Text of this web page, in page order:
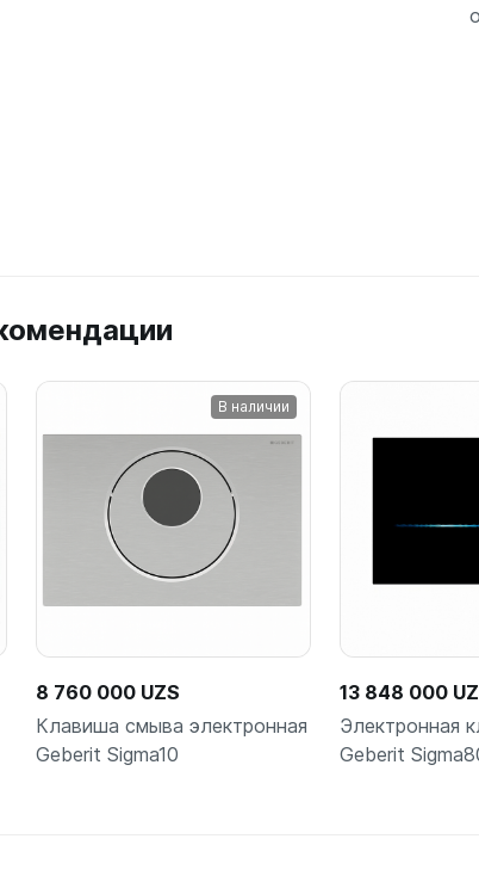
В наличии
8 760 000 UZS
Клавиша смыва электронная
Geberit Sigma10
13 848 000
Электронная
Geberit